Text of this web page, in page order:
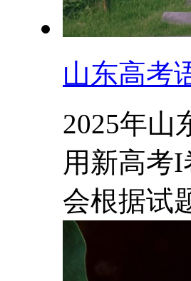
山东高考
2025年山
用新高考
会根据试